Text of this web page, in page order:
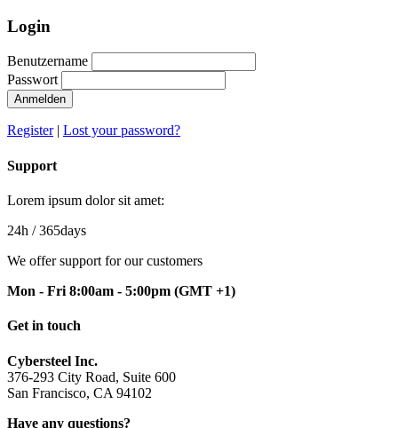
Login
Benutzername
Passwort
Anmelden
Register| Lost your password?
Support
Lorem ipsum dolor sit amet:
24h / 365days
We offer support for our customers
Mon - Fri 8:00am - 5:00pm (GMT +1)
Get in touch
Cybersteel Inc.
376-293 City Road, Suite 600
San Francisco, CA 94102
Have any questions?